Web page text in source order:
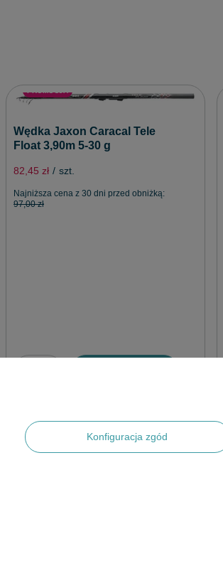
Wędka Jaxon Caracal Tele
Float 3,90m 5-30 g
82,45 zł / szt.
Najniższa cena z 30 dni przed obniżką:
97,00 zł
Konfiguracja zgód